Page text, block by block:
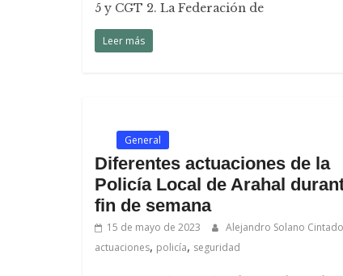
5 y CGT 2. La Federación de
Leer más
General
Diferentes actuaciones de la
Policía Local de Arahal
fin de semana
15 de mayo de 2023
Alejandro Solano Cintado
actuaciones, policía, seguridad